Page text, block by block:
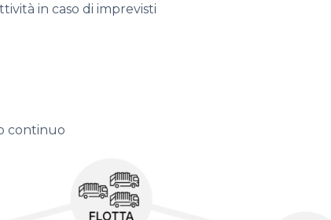
in caso di imprevisti
continuo